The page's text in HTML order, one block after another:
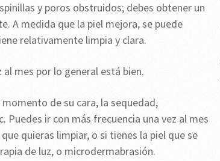
y poros obstruidos; debes obtener un
A medida que la piel mejora, se puede
relativamente limpia y clara.
mes por lo general está bien.
de su cara, la sequedad,
ir con más frecuencia una vez al mes
quieras limpiar, o si tienes la piel que se
de luz, o microdermabrasión.